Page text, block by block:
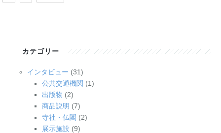
カテゴリー
インタビュー (31)
公共交通機関 (1)
出版物 (2)
商品説明 (7)
寺社・仏閣 (2)
展示施設 (9)